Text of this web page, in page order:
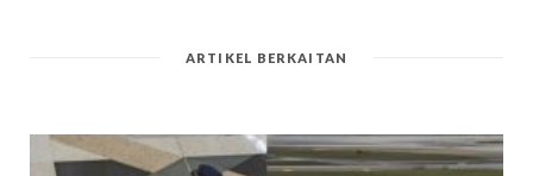
ARTIKEL BERKAITAN